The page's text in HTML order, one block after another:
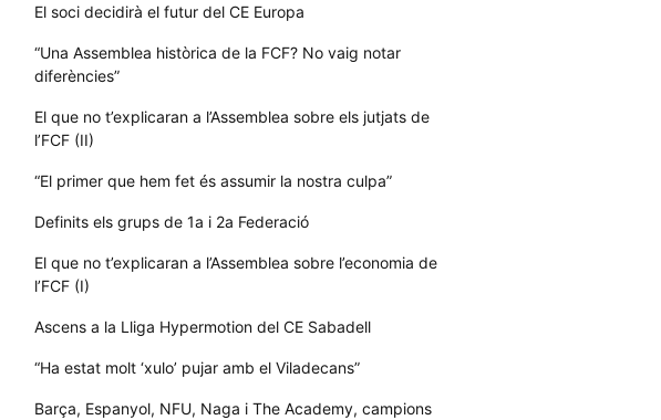
El soci decidirà el futur del CE Europa
“Una Assemblea històrica de la FCF? No vaig notar
diferències”
El que no t’explicaran a l’Assemblea sobre els jutjats de
l’FCF (II)
“El primer que hem fet és assumir la nostra culpa”
Definits els grups de 1a i 2a Federació
El que no t’explicaran a l’Assemblea sobre l’economia de
l’FCF (I)
Ascens a la Lliga Hypermotion del CE Sabadell
“Ha estat molt ‘xulo’ pujar amb el Viladecans”
Barça, Espanyol, NFU, Naga i The Academy, campions